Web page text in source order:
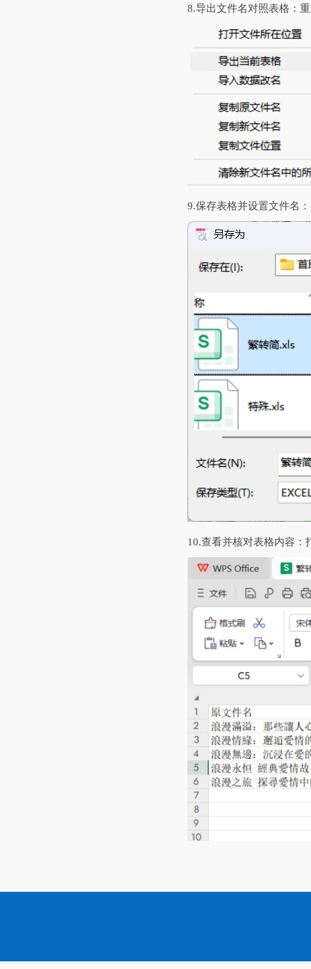
8.‌导出文件名对照表格‌：
9.‌保存表格并设置文件名‌
10.‌查看并核对表格内容‌：